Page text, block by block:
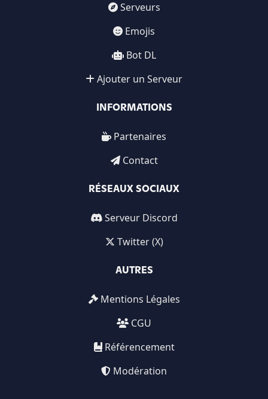
Serveurs
Emojis
Bot DL
Ajouter un Serveur
INFORMATIONS
Partenaires
Contact
RÉSEAUX SOCIAUX
Serveur Discord
Twitter (X)
AUTRES
Mentions Légales
CGU
Référencement
Modération